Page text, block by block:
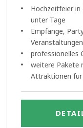
Hochzeitfeier in
unter Tage
Empfänge,
professionelles
weitere Pakete
Attraktionen